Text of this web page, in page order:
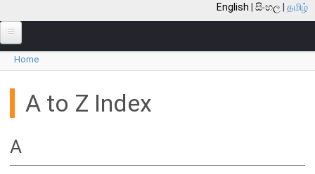
English සිංහල தமிழ்
பற்றி
வங்கி பற்றி
You are here
Home
A to Z Index
A